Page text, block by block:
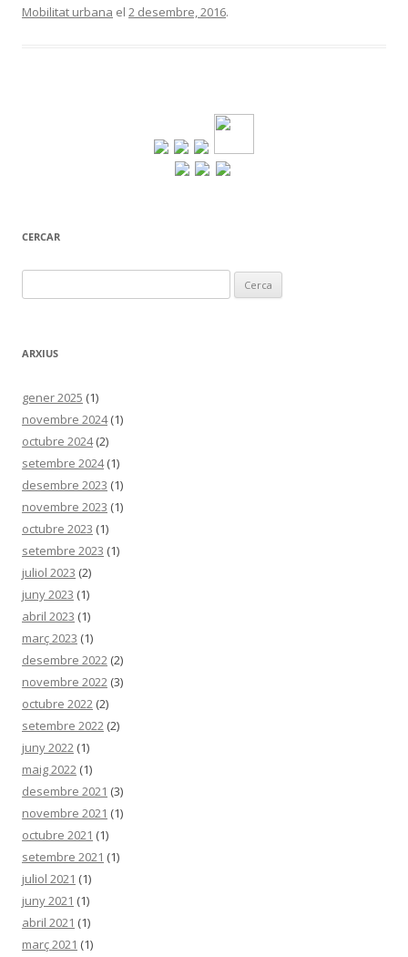
Mobilitat urbana el 2 desembre, 2016.
CERCAR
ARXIUS
gener 2025 (1)
novembre 2024(1)
octubre 2024(2)
setembre 2024(1)
desembre 2023 (1)
novembre 2023 (1)
octubre 2023 (1)
setembre 2023 (1)
juliol 2023 (2)
juny 2023 (1)
abril 2023 (1)
març 2023 (1)
desembre 2022 (2)
novembre 2022 (3)
octubre 2022 (2)
setembre 2022 (2)
juny 2022 (1)
maig 2022 (1)
desembre 2021 (3)
novembre 2021 (1)
octubre 2021 (1)
setembre 2021 (1)
juliol 2021 (1)
juny 2021 (1)
abril 2021 (1)
març 2021 (1)